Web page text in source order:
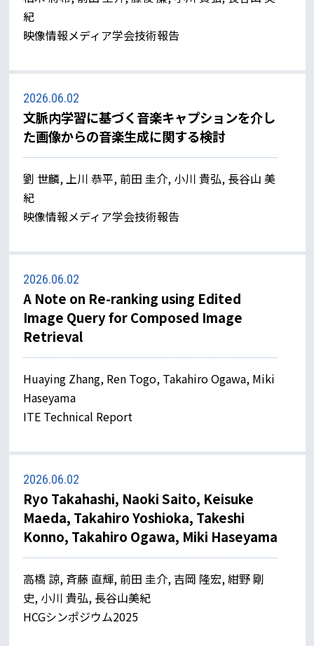
紀
映像情報メディア学会技術報告
2026.06.02
文脈内学習に基づく音楽キャプションを介し
た画像からの音楽生成に関する検討
劉 世麟, 上川 恭平, 前田 圭介, 小川 貴弘, 長谷山 美
紀
映像情報メディア学会技術報告
2026.06.02
A Note on Re-ranking using Edited
Image Query for Composed Image
Retrieval
Huaying Zhang, Ren Togo, Takahiro Ogawa, Miki
Haseyama
ITE Technical Report
2026.06.02
Ryo Takahashi, Naoki Saito, Keisuke
Maeda, Takahiro Yoshioka, Takeshi
Konno, Takahiro Ogawa, Miki Haseyama
高橋 諒, 斉藤 直輝, 前田 圭介, 吉岡 隆宏, 紺野 剛
史, 小川 貴弘, 長谷山美紀
HCGシンポジウム2025